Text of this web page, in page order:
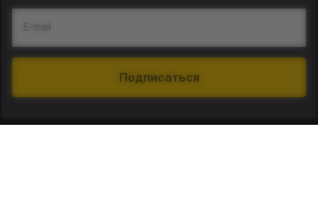
E-mail
Подписаться